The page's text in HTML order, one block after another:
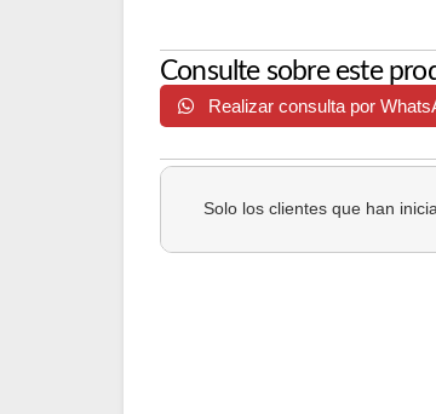
Consulte sobre este
Realizar consulta por
Solo los clientes que han